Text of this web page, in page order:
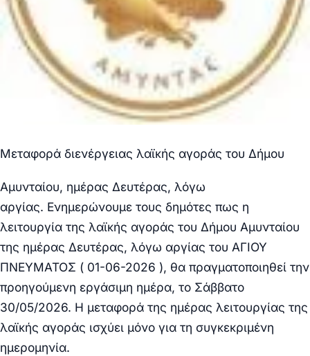
Μεταφορά διενέργειας λαϊκής αγοράς του Δήμου
Αμυνταίου, ημέρας Δευτέρας, λόγω
αργίας. Ενημερώνουμε τους δημότες πως η
λειτουργία της λαϊκής αγοράς του Δήμου Αμυνταίου
της ημέρας Δευτέρας, λόγω αργίας του ΑΓΙΟΥ
ΠΝΕΥΜΑΤΟΣ ( 01-06-2026 ), θα πραγματοποιηθεί την
προηγούμενη εργάσιμη ημέρα, το Σάββατο
30/05/2026. Η μεταφορά της ημέρας λειτουργίας της
λαϊκής αγοράς ισχύει μόνο για τη συγκεκριμένη
ημερομηνία.